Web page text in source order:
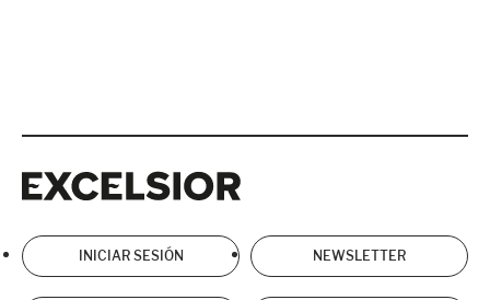
INICIAR SESIÓN NEWSLETTER